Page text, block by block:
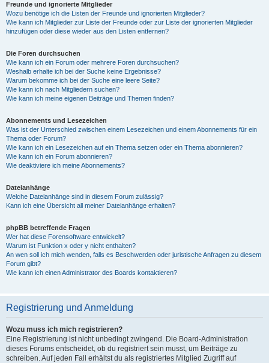
Freunde und ignorierte Mitglieder
Wozu benötige ich die Listen der Freunde und ignorierten Mitglieder?
Wie kann ich Mitglieder zur Liste der Freunde oder zur Liste der ignorierten Mitglieder
hinzufügen oder diese wieder aus den Listen entfernen?
Die Foren durchsuchen
Wie kann ich ein Forum oder mehrere Foren durchsuchen?
Weshalb erhalte ich bei der Suche keine Ergebnisse?
Warum bekomme ich bei der Suche eine leere Seite?
Wie kann ich nach Mitgliedern suchen?
Wie kann ich meine eigenen Beiträge und Themen finden?
Abonnements und Lesezeichen
Was ist der Unterschied zwischen einem Lesezeichen und einem Abonnements für ein
Thema oder Forum?
Wie kann ich ein Lesezeichen auf ein Thema setzen oder ein Thema abonnieren?
Wie kann ich ein Forum abonnieren?
Wie deaktiviere ich meine Abonnements?
Dateianhänge
Welche Dateianhänge sind in diesem Forum zulässig?
Kann ich eine Übersicht all meiner Dateianhänge erhalten?
phpBB betreffende Fragen
Wer hat diese Forensoftware entwickelt?
Warum ist Funktion x oder y nicht enthalten?
An wen soll ich mich wenden, falls es Beschwerden oder juristische Anfragen zu diesem
Forum gibt?
Wie kann ich einen Administrator des Boards kontaktieren?
Registrierung und Anmeldung
Wozu muss ich mich registrieren?
Eine Registrierung ist nicht unbedingt zwingend. Die Board-Administration
dieses Forums entscheidet, ob du registriert sein musst, um Beiträge zu
schreiben. Auf jeden Fall erhältst du als registriertes Mitglied Zugriff auf